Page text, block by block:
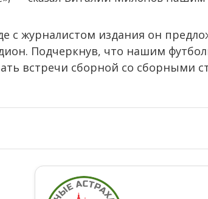
с журналистом издания он
Подчеркнув, что нашим
встречи сборной со сборными